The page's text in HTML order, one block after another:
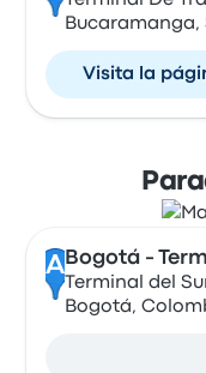
Visita la
A Bogotá -
Terminal del
Bogotá,